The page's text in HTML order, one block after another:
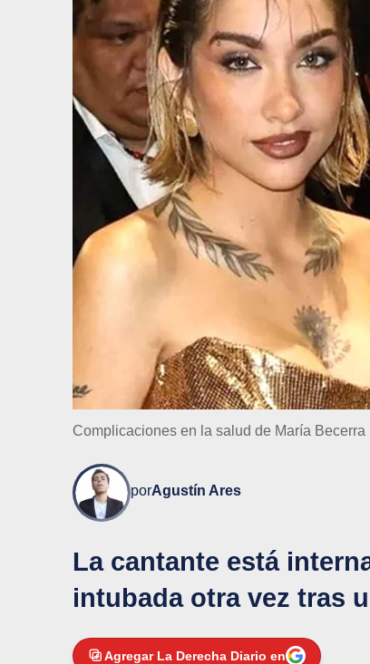
Complicaciones en la salud de María Becerra
porAgustín Ares
La cantante está
intubada otra vez tras
Agregar La Derecha Diario en